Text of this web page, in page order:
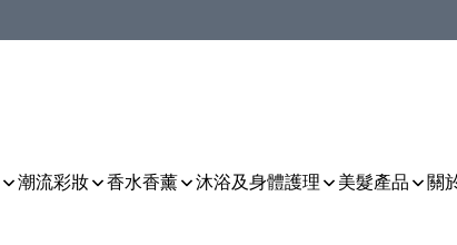
潮流彩妝 香水香薰 沐浴及身體護理 美髮產品 關